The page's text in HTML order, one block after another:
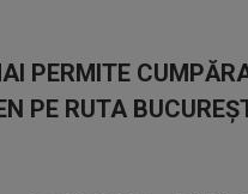
PERMITE
PE RUTA